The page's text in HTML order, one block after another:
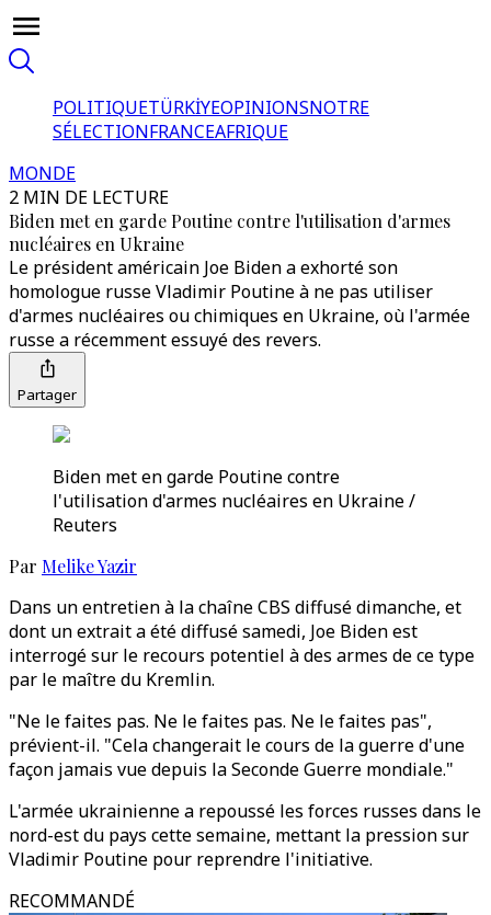
POLITIQUETÜRKİYEOPINIONSNOTRE
SÉLECTIONFRANCEAFRIQUE
MONDE
2 MIN DE LECTURE
Biden met en garde Poutine contre l'utilisation d'armes
nucléaires en Ukraine
Le président américain Joe Biden a exhorté son
homologue russe Vladimir Poutine à ne pas utiliser
d'armes nucléaires ou chimiques en Ukraine, où l'armée
russe a récemment essuyé des revers.
Partager
Biden met en garde Poutine contre
l'utilisation d'armes nucléaires en Ukraine /
Reuters
Par Melike Yazir
Dans un entretien à la chaîne CBS diffusé dimanche, et
dont un extrait a été diffusé samedi, Joe Biden est
interrogé sur le recours potentiel à des armes de ce type
par le maître du Kremlin.
"Ne le faites pas. Ne le faites pas. Ne le faites pas",
prévient-il. "Cela changerait le cours de la guerre d'une
façon jamais vue depuis la Seconde Guerre mondiale."
L'armée ukrainienne a repoussé les forces russes dans le
nord-est du pays cette semaine, mettant la pression sur
Vladimir Poutine pour reprendre l'initiative.
RECOMMANDÉ